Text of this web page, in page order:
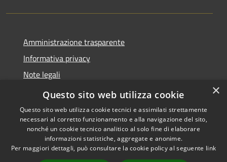
Amministrazione trasparente
Informativa privacy
Note legali
Dichiarazione di accessibilità
Accessibilità
Copyright © 2026 • Comune di
Castelcovati • Powered by
×
Questo sito web utilizza cookie
Questo sito web utilizza cookie tecnici e assimilati strettamente
necessari al corretto funzionamento e alla navigazione del sito,
nonché un cookie tecnico analitico al solo fine di elaborare
informazioni statistiche, aggregate e anonime.
Per maggiori dettagli, può consultare la cookie policy al seguente link